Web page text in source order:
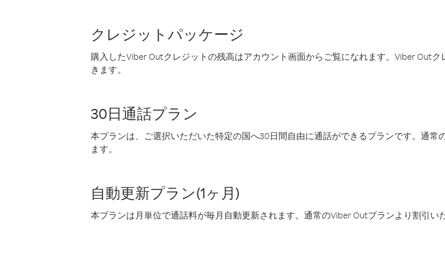
クレジットパッケージ
購入したViber Outクレジットの残高はアカウント画面からご覧になれます。Viber Out
きます。
30日通話プラン
本プランは、ご選択いただいた特定の国へ30日間自由に通話ができるプランです。通常
ます。
自動更新プラン(1ヶ月)
本プランは月単位で通話料が毎月自動更新されます。通常のViber Outプランより割引い